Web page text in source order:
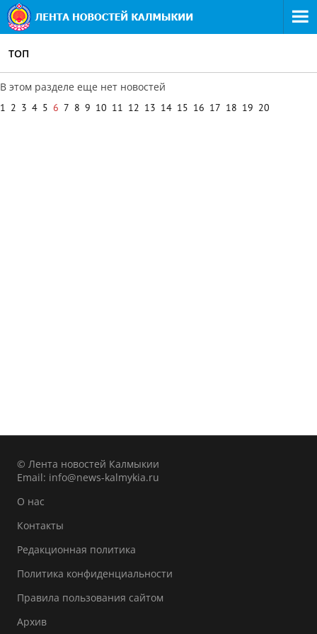
ТОП
В этом разделе еще нет новостей
1 2 3 4 5 6 7 8 9 10 11 12 13 14 15 16 17 18 19 20
© Лента новостей Калмыкии
Email: info@news-kalmykia.ru
О нас
Контакты
Редакционная политика
Политика конфиденциальности
Правила пользования сайтом
Архив